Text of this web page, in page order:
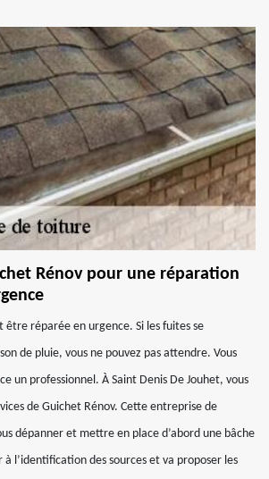
Rénov pour une réparation
réparée en urgence. Si les fuites se
de pluie, vous ne pouvez pas attendre. Vous
un professionnel. À Saint Denis De Jouhet, vous
de Guichet Rénov. Cette entreprise de
dépanner et mettre en place d’abord une bâche
l’identification des sources et va proposer les